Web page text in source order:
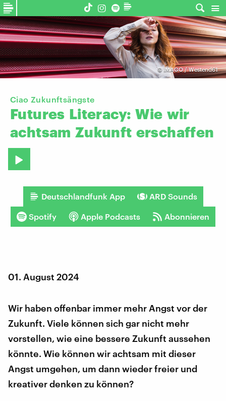
© IMAGO / Westend61
Ciao Zukunftsängste
Futures Literacy: Wie wir
achtsam Zukunft erschaffen
Deutschlandfunk App ARD Sounds
Spotify Apple Podcasts Abonnieren
01. August 2024
Wir haben offenbar immer mehr Angst vor der
Zukunft. Viele können sich gar nicht mehr
vorstellen, wie eine bessere Zukunft aussehen
könnte. Wie können wir achtsam mit dieser
Angst umgehen, um dann wieder freier und
kreativer denken zu können?